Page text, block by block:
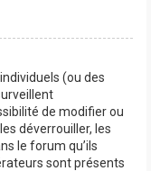
(ou des
de modifier ou
déverrouiller, les
le forum qu’ils
sont présents